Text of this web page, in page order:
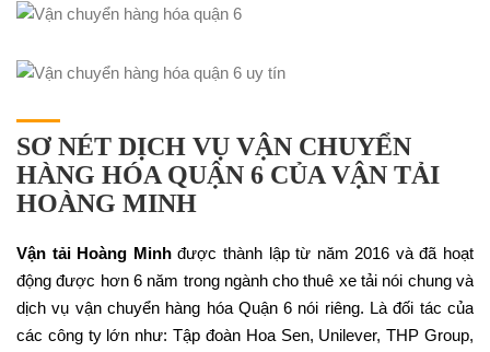
SƠ NÉT DỊCH VỤ VẬN CHUYỂN
HÀNG HÓA QUẬN 6 CỦA VẬN TẢI
HOÀNG MINH
Vận tải Hoàng Minhđược thành lập từ năm 2016 và đã hoạt
động được hơn 6 năm trong ngành cho thuê xe tải nói chung và
dịch vụ vận chuyển hàng hóa Quận 6 nói riêng. Là đối tác của
các công ty lớn như: Tập đoàn Hoa Sen, Unilever, THP Group,